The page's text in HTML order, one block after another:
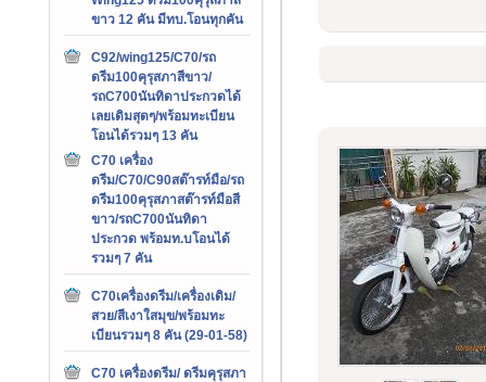
ขาว 12 คัน มีทบ.โอนทุกคัน
C92/wing125/C70/รถ
ดรีม100คุรุสภาสีขาว/
รถC700นันทิดาประกวดได้
เลยเดิมสุดๆ/พร้อมทะเบียน
โอนได้รวมๆ 13 คัน
C70 เครื่อง
ดรีม/C70/C90สต๊ารท์มือ/รถ
ดรีม100คุรุสภาสต๊ารท์มือสี
ขาว/รถC700นันทิดา
ประกวด พร้อมท.บโอนได้
รวมๆ 7 คัน
C70เครื่องดรีม/เครื่องเดิม/
สวย/สีเงาใสมุข/พร้อมทะ
เบียนรวมๆ 8 คัน (29-01-58)
C70 เครื่องดรีม/ ดรีมคุรุสภา